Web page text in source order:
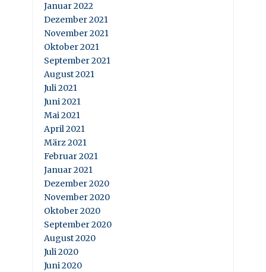
Januar 2022
Dezember 2021
November 2021
Oktober 2021
September 2021
August 2021
Juli 2021
Juni 2021
Mai 2021
April 2021
März 2021
Februar 2021
Januar 2021
Dezember 2020
November 2020
Oktober 2020
September 2020
August 2020
Juli 2020
Juni 2020